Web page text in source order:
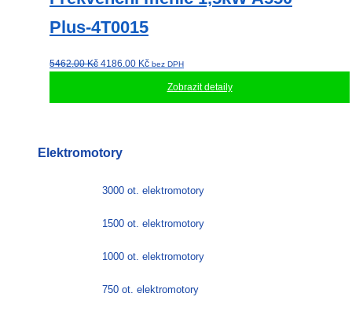
Plus-4T0015
5462.00Kč Původní
4186.00 KčAktuální
bez DPH
Zobrazit detaily
Elektromotory
3000 ot. elektromotory
1500 ot. elektromotory
1000 ot. elektromotory
750 ot. elektromotory